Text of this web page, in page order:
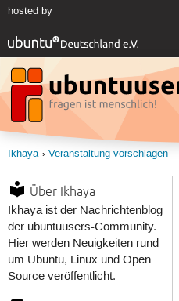
hosted by
Ikhaya Veranstaltung vorschlagen
Über Ikhaya
Ikhaya ist der Nachrichtenblog
der ubuntuusers-Community.
Hier werden Neuigkeiten rund
um Ubuntu, Linux und Open
Source veröffentlicht.